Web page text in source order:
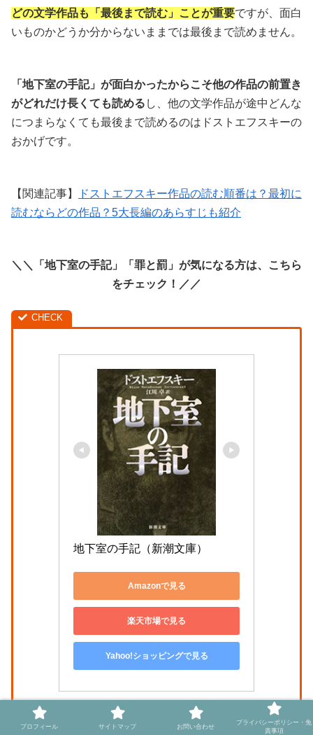
どの文学作品も「最後まで読む」ことが重要ですが、面白
いものかどうか分からないままでは最後まで読めません。
「地下室の手記」が面白かったからこそ他の作品の前置き
がどれだけ長くても読める し、他の文学作品が途中どんな
につまらなくても最後まで読めるのはドストエフスキーの
おかげです。
【関連記事】
ドストエフスキー作品の読む順番は？最初に
読むならどの作品？5大長編のあらすじも紹介
＼＼「地下室の手記」「罪と罰」が気になる方は、こちら
をチェック！／／
地下室の手記（新潮文庫）
Amazonで見る
楽天市場で見る
Yahoo!ショッピングで見る
プロフィール サイトマップ お問い合わせ
プライバシーポリシー・免
責事項